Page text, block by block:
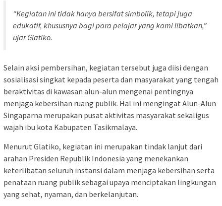
“Kegiatan ini tidak hanya bersifat simbolik, tetapi juga
edukatif, khususnya bagi para pelajar yang kami libatkan,”
ujar Glatiko.
Selain aksi pembersihan, kegiatan tersebut juga diisi dengan
sosialisasi singkat kepada peserta dan masyarakat yang tengah
beraktivitas di kawasan alun-alun mengenai pentingnya
menjaga kebersihan ruang publik. Hal ini mengingat Alun-Alun
Singaparna merupakan pusat aktivitas masyarakat sekaligus
wajah ibu kota Kabupaten Tasikmalaya.
Menurut Glatiko, kegiatan ini merupakan tindak lanjut dari
arahan Presiden Republik Indonesia yang menekankan
keterlibatan seluruh instansi dalam menjaga kebersihan serta
penataan ruang publik sebagai upaya menciptakan lingkungan
yang sehat, nyaman, dan berkelanjutan.